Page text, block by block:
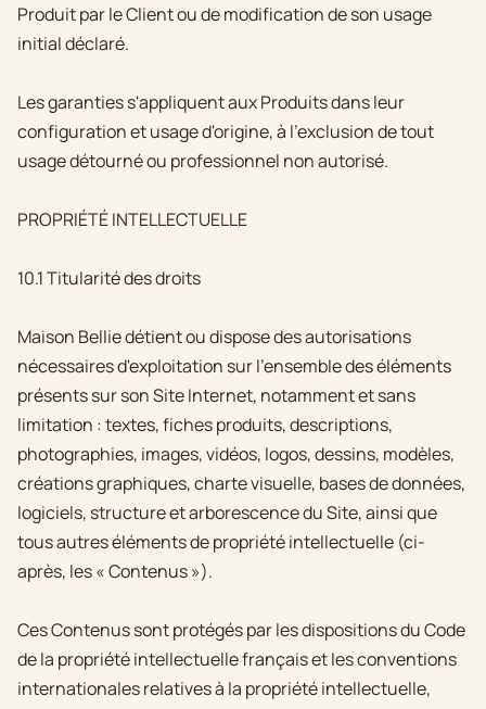
Produit par le Client ou de modification de son usage
initial déclaré.
Les garanties s'appliquent aux Produits dans leur
configuration et usage d'origine, à l'exclusion de tout
usage détourné ou professionnel non autorisé.
PROPRIÉTÉ INTELLECTUELLE
10.1 Titularité des droits
Maison Bellie détient ou dispose des autorisations
nécessaires d'exploitation sur l'ensemble des éléments
présents sur son Site Internet, notamment et sans
limitation : textes, fiches produits, descriptions,
photographies, images, vidéos, logos, dessins, modèles,
créations graphiques, charte visuelle, bases de données,
logiciels, structure et arborescence du Site, ainsi que
tous autres éléments de propriété intellectuelle (ci-
après, les « Contenus »).
Ces Contenus sont protégés par les dispositions du Code
de la propriété intellectuelle français et les conventions
internationales relatives à la propriété intellectuelle,